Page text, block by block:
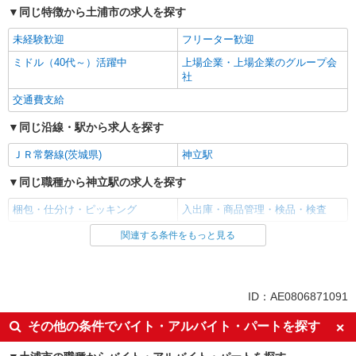
同じ特徴から土浦市の求人を探す
未経験歓迎
フリーター歓迎
ミドル（40代～）活躍中
上場企業・上場企業のグループ会
社
交通費支給
同じ沿線・駅から求人を探す
ＪＲ常磐線(茨城県) 神立駅
同じ職種から神立駅の求人を探す
梱包・仕分け・ピッキング 入出庫・商品管理・検品・検査
同じ雇用形態から神立駅の求人を探す
未経験歓迎
フリーター歓迎
ミドル（40代～）活躍中
上場企業・上場企業のグループ会
関連する条件をもっと見る
ID：AE0806871091
その他の条件でバイト・アルバイト・パートを探す